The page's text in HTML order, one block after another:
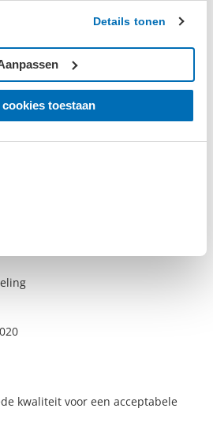
Details tonen
toestaan
kwaliteit voor een acceptabele